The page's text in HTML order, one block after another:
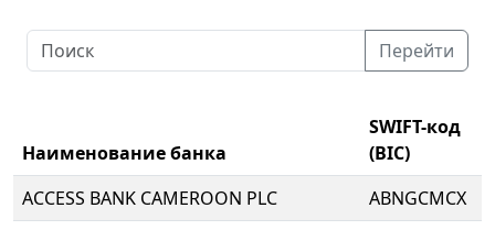
Перейти
Наименование банка
SWIFT-код
(BIC)
ACCESS BANK CAMEROON PLC
ABNGCMCX